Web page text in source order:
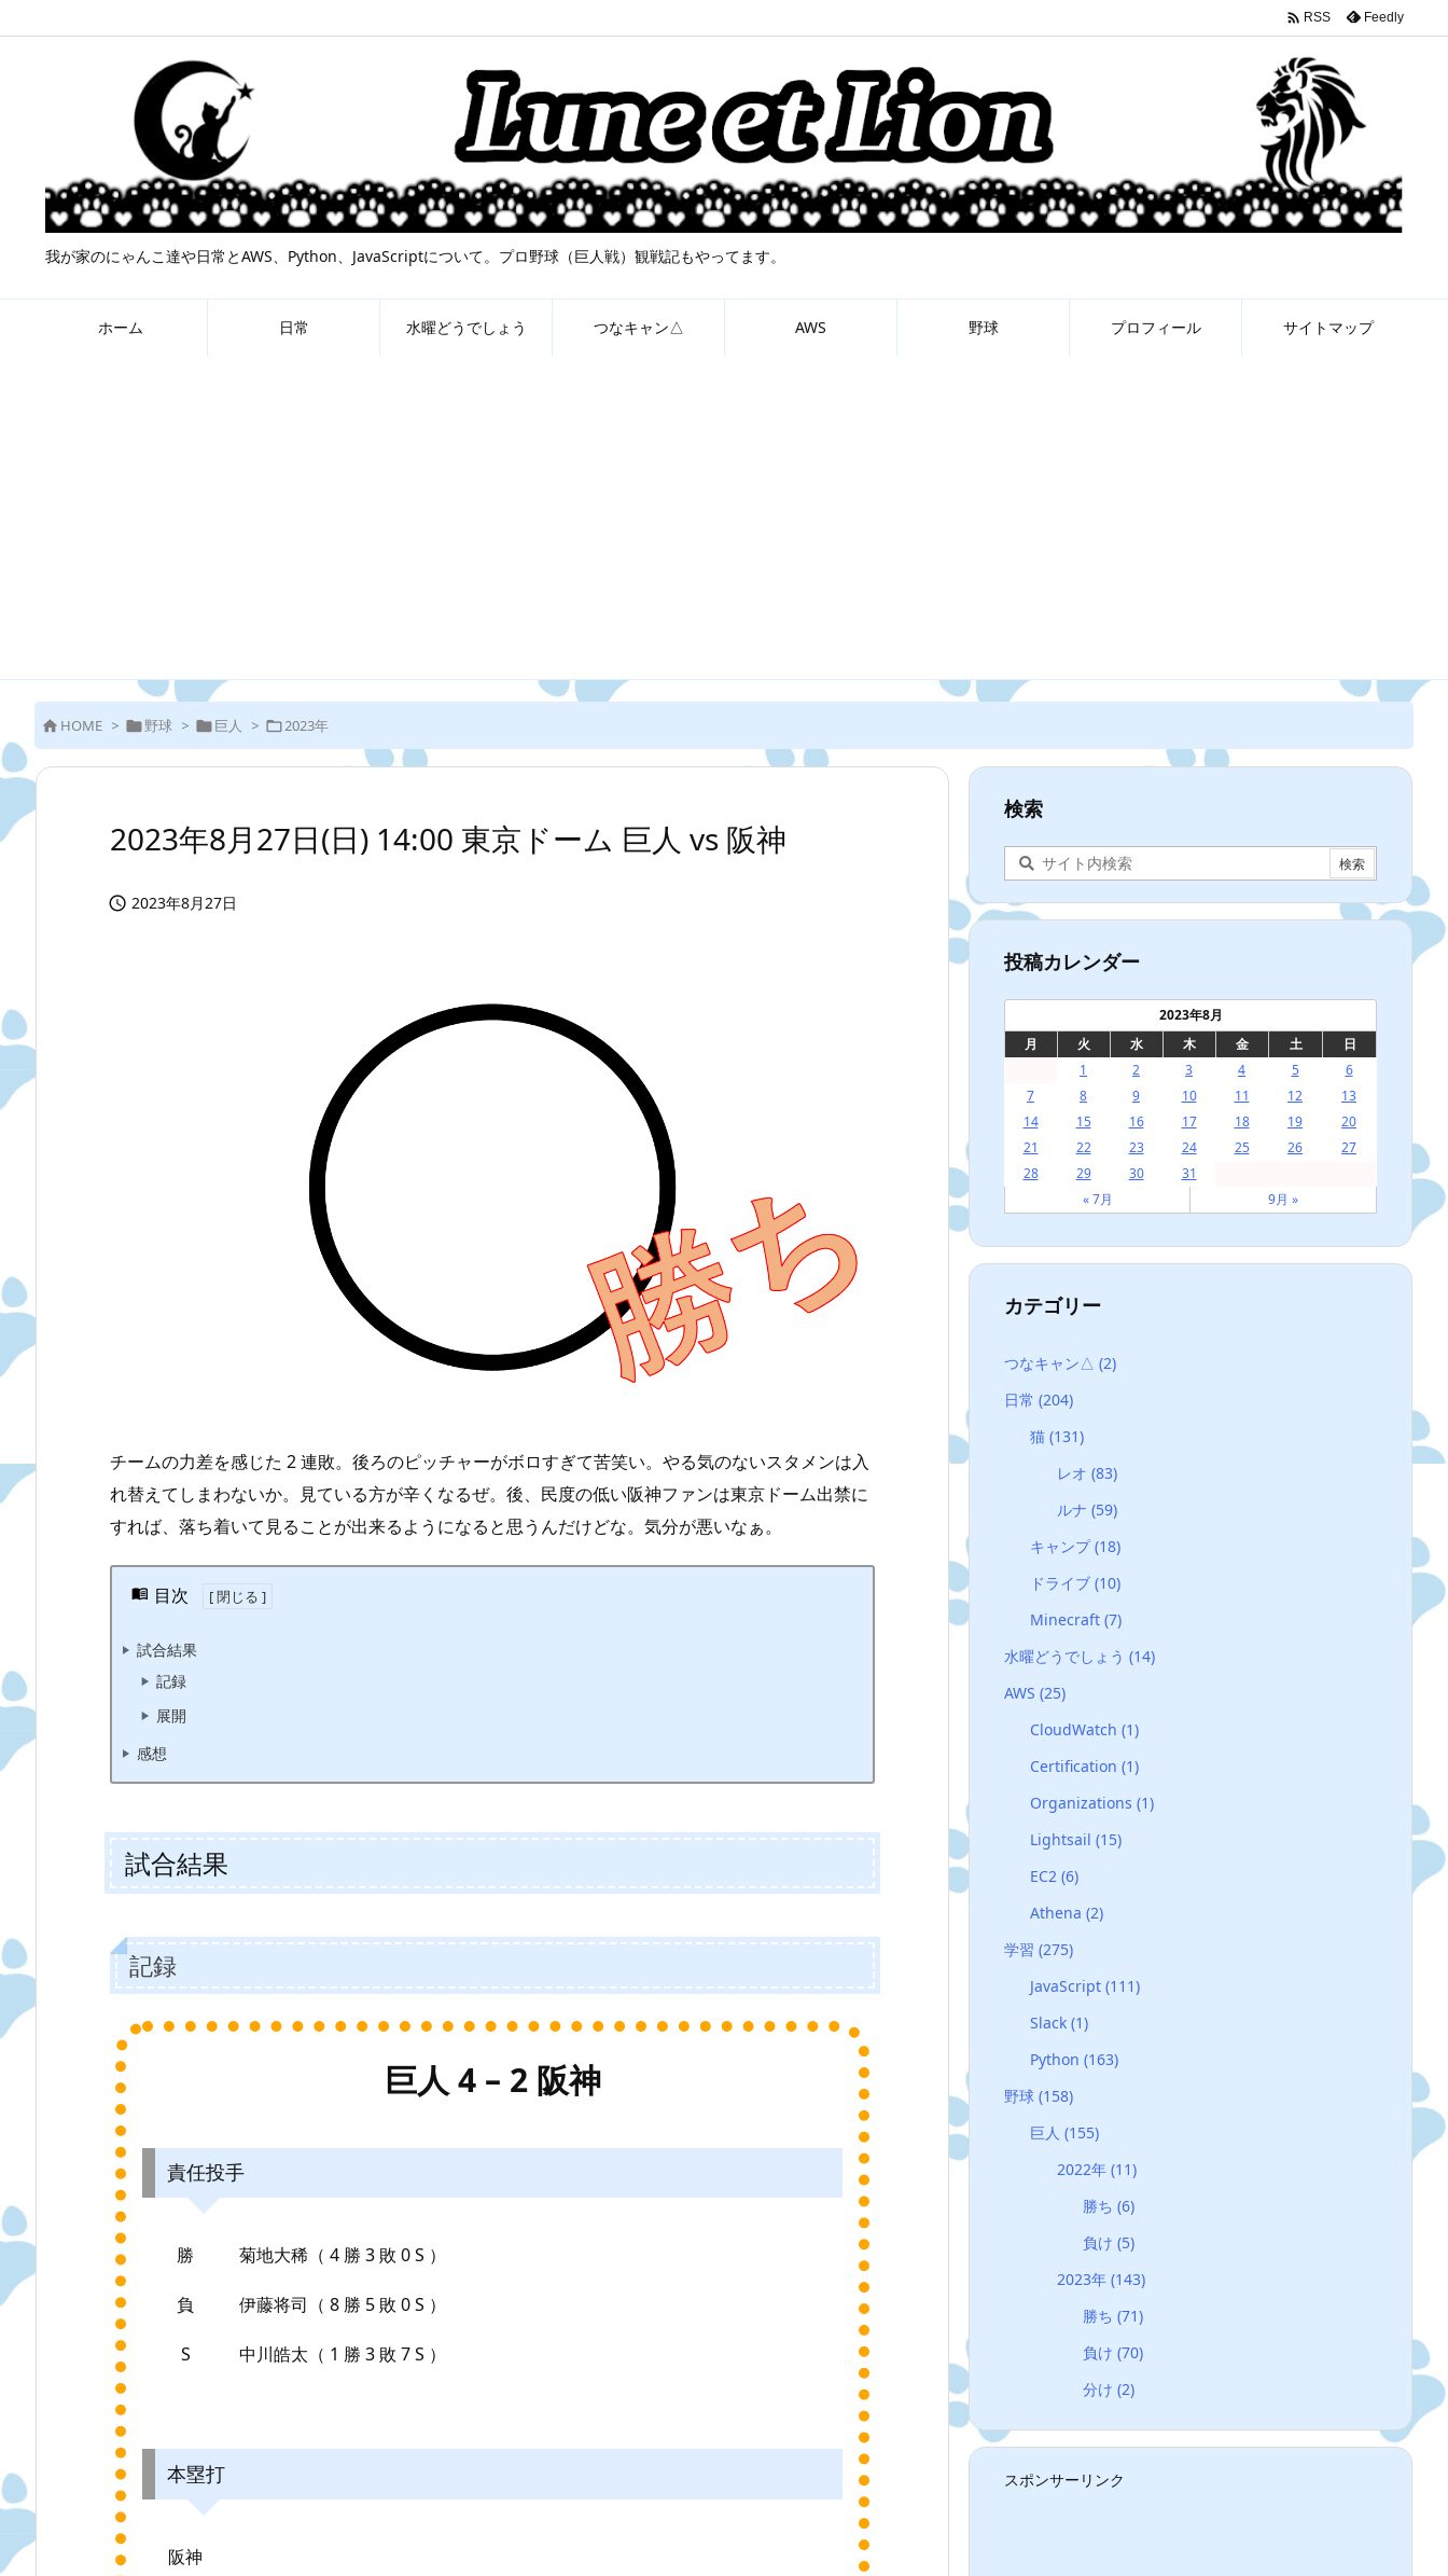
我が家のにゃんこ達や日常とAWS、Python、JavaScriptについて。プロ野球（巨人戦）観戦記もやってます。
ホーム 日常 水曜どうでしょう つなキャン△ AWS 野球 プロフィール サイトマップ
 RSS Feedly
 HOME > 野球 > 巨人 > 2023年
2023年8月27日(日) 14:00 東京ドーム 巨人 vs 阪神
 2023年8月27日
チームの力差を感じた 2 連敗。後ろのピッチャーがボロすぎて苦笑い。やる気のないスタメンは入
れ替えてしまわないか。見ている方が辛くなるぜ。後、民度の低い阪神ファンは東京ドーム出禁に
すれば、落ち着いて見ることが出来るようになると思うんだけどな。気分が悪いなぁ。
目次
試合結果
記録
展開
感想
試合結果
記録
巨人 4 – 2 阪神
責任投手
勝 菊地大稀（ 4 勝 3 敗 0 S ）
負 伊藤将司（ 8 勝 5 敗 0 S ）
S 中川皓太（ 1 勝 3 敗 7 S ）
本塁打
阪神
検索
投稿カレンダー
2023年8月
月
火 水 木 金 土
日
1
2 3 4 5
6
7
8 9 10 11 12
13
14
15 16 17 18 19
20
21
22 23 24 25 26
27
28
29 30
31
« 7月
9月 »
カテゴリー
つなキャン△ (2)
日常 (204)
猫(131)
レオ (83)
ルナ (59)
キャンプ(18)
ドライブ(10)
Minecraft(7)
水曜どうでしょう (14)
AWS (25)
CloudWatch(1)
Certification(1)
Organizations(1)
Lightsail(15)
EC2(6)
Athena(2)
学習 (275)
JavaScript(111)
Slack(1)
Python(163)
野球 (158)
巨人(155)
2022年 (11)
勝ち(6)
負け(5)
2023年 (143)
勝ち(71)
負け(70)
分け(2)
スポンサーリンク